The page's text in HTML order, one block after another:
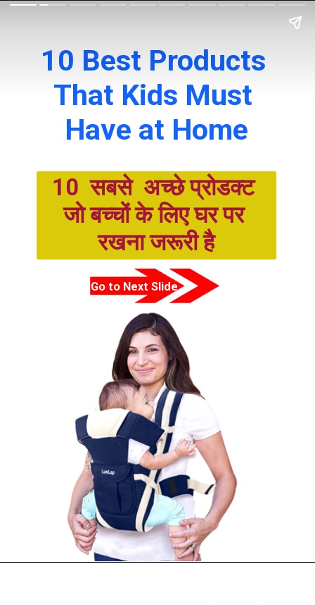
10 Best Products
That Kids Must
Have at Home
10  सबसे  अच्छे प्रोडक्ट
जो बच्चों के लिए घर पर
रखना जरूरी है
Go to Next Slide